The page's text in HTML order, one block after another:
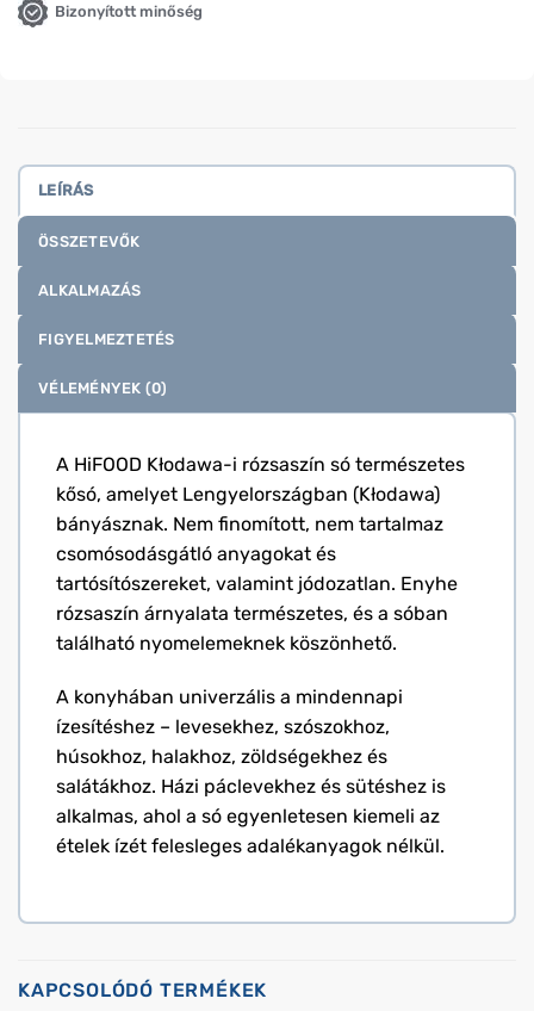
Bizonyított minőség
LEÍRÁS
ÖSSZETEVŐK
ALKALMAZÁS
FIGYELMEZTETÉS
VÉLEMÉNYEK (0)
A HiFOOD Kłodawa-i rózsaszín só természetes
kősó, amelyet Lengyelországban (Kłodawa)
bányásznak. Nem finomított, nem tartalmaz
csomósodásgátló anyagokat és
tartósítószereket, valamint jódozatlan. Enyhe
rózsaszín árnyalata természetes, és a sóban
található nyomelemeknek köszönhető.
A konyhában univerzális a mindennapi
ízesítéshez – levesekhez, szószokhoz,
húsokhoz, halakhoz, zöldségekhez és
salátákhoz. Házi páclevekhez és sütéshez is
alkalmas, ahol a só egyenletesen kiemeli az
ételek ízét felesleges adalékanyagok nélkül.
KAPCSOLÓDÓ TERMÉKEK